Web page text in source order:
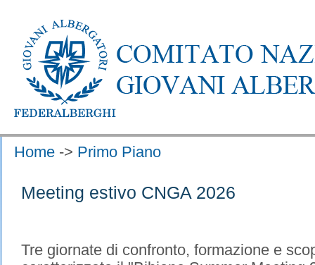
Home -> Primo Piano
Meeting estivo CNGA 2026
Tre giornate di confronto, formazione e